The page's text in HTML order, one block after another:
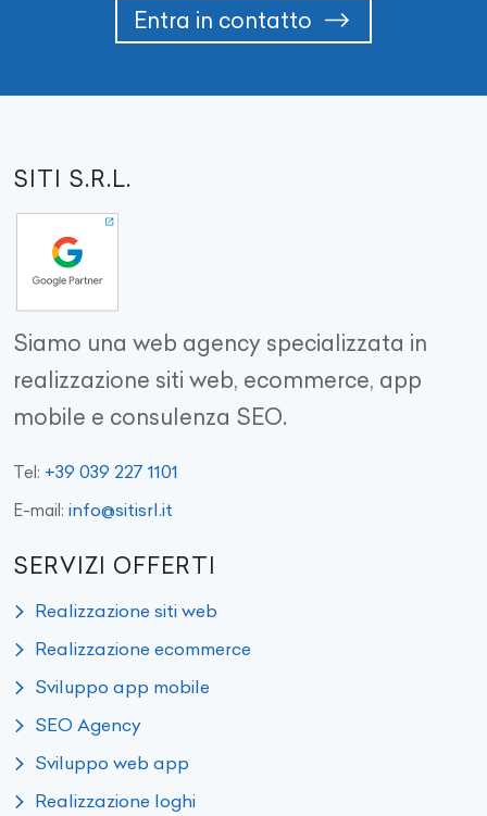
Entra in contatto
SITI S.R.L.
Siamo una web agency specializzata in
realizzazione siti web, ecommerce, app
mobile e consulenza SEO.
Tel: +39 039 227 1101
E-mail: info@sitisrl.it
SERVIZI OFFERTI
Realizzazione siti web
Realizzazione ecommerce
Sviluppo app mobile
SEO Agency
Sviluppo web app
Realizzazione loghi